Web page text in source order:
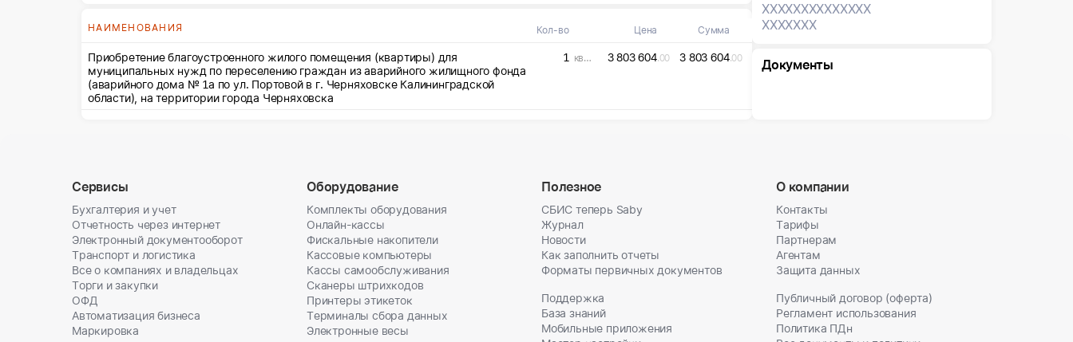
НАИМЕНОВАНИЯ Кол-во Цена Сумма
Приобретение благоустроенного жилого помещения (квартиры) для
муниципальных нужд по переселению граждан из аварийного жилищного фонда
(аварийного дома № 1а по ул. Портовой в г. Черняховске Калининградской
области), на территории города Черняховска
1 кварт 3 803 604.00 3 803 604.00
XXXXXXXXXXXXXX
XXXXXXX
Документы
Сервисы
Бухгалтерия и учет
Отчетность через интернет
Электронный документооборот
Транспорт и логистика
Все о компаниях и владельцах
Торги и закупки
ОФД
Автоматизация бизнеса
Маркировка
Оборудование
Комплекты оборудования
Онлайн-кассы
Фискальные накопители
Кассовые компьютеры
Кассы самообслуживания
Сканеры штрихкодов
Принтеры этикеток
Терминалы сбора данных
Электронные весы
Полезное
СБИС теперь Saby
Журнал
Новости
Как заполнить отчеты
Форматы первичных документов
Поддержка
База знаний
Мобильные приложения
О компании
Контакты
Тарифы
Партнерам
Агентам
Защита данных
Публичный договор (оферта)
Регламент использования
Политика ПДн